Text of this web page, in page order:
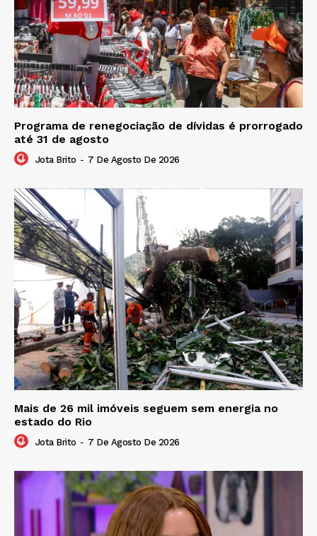
Programa de renegociação de dívidas é prorrogado
até 31 de agosto
Jota Brito - 7 De Agosto De 2026
Mais de 26 mil imóveis seguem sem energia no
estado do Rio
Jota Brito - 7 De Agosto De 2026